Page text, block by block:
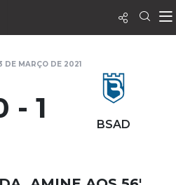
DE MARÇO DE 2021
- 1 BSAD